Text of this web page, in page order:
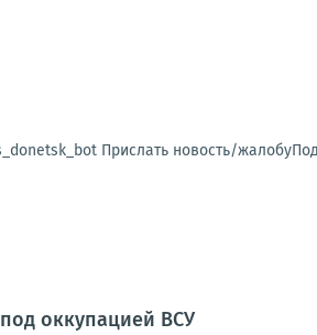
Прислать новость/
оккупацией ВСУ